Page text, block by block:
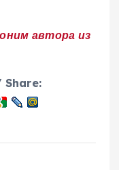
автора из
Share: